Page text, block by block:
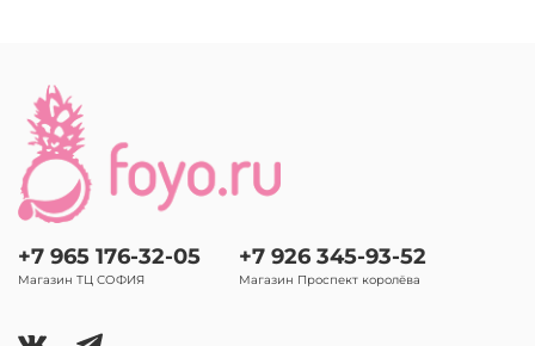
+7 965 176-32-05
Магазин ТЦ СОФИЯ
+7 926 345-93-52
Магазин Проспект королёва